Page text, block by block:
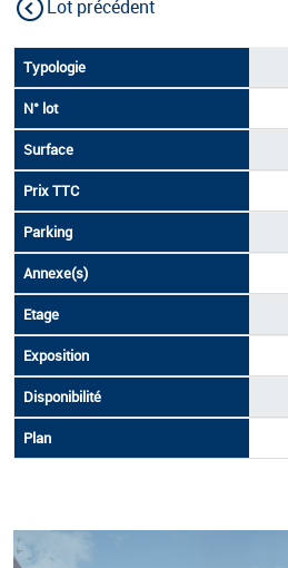
Lot précédent
Tableau de prix
Typologie
lot
Surface
TTC